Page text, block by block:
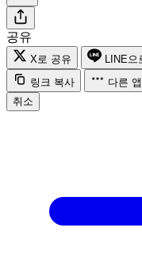
공유
X로 공유
LINE으
링크 복사
다른
취소